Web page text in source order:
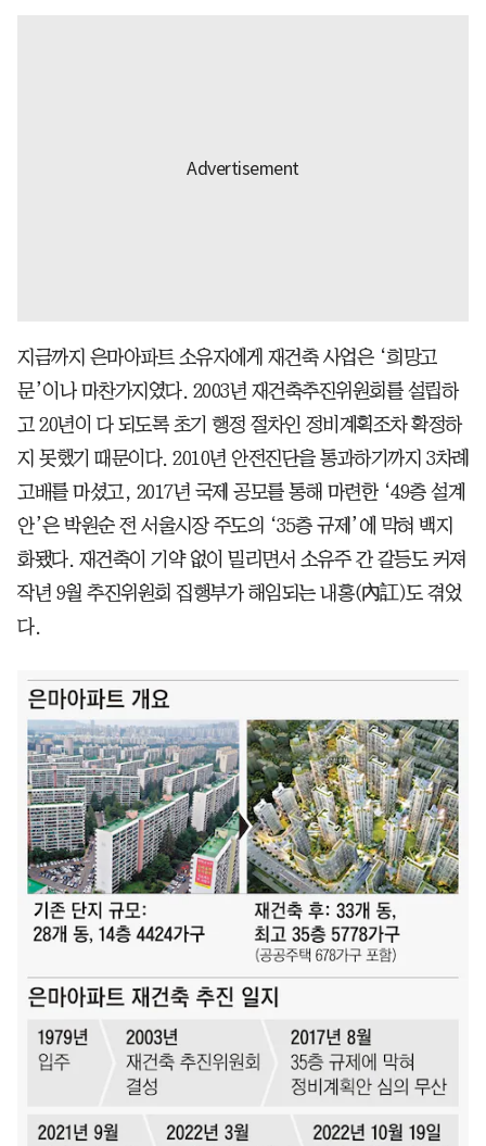
지금까지 은마아파트 소유자에게 재건축 사업은 ‘희망고
문’이나 마찬가지였다. 2003년 재건축추진위원회를 설립하
고 20년이 다 되도록 초기 행정 절차인 정비계획조차 확정하
지 못했기 때문이다. 2010년 안전진단을 통과하기까지 3차례
고배를 마셨고, 2017년 국제 공모를 통해 마련한 ‘49층 설계
안’은 박원순 전 서울시장 주도의 ‘35층 규제’에 막혀 백지
화됐다. 재건축이 기약 없이 밀리면서 소유주 간 갈등도 커져
작년 9월 추진위원회 집행부가 해임되는 내홍(內訌)도 겪었
다.